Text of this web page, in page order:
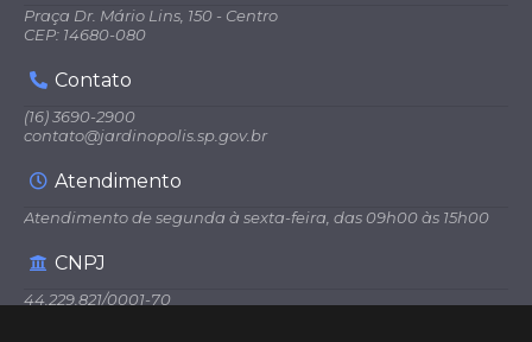
Praça Dr. Mário Lins, 150 - Centro
CEP: 14680-080
Contato
(16) 3690-2900
contato@jardinopolis.sp.gov.br
Atendimento
Atendimento de segunda à sexta-feira, das 09h00 às 15h00
CNPJ
44.229.821/0001-70